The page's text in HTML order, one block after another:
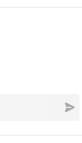
Envoyer